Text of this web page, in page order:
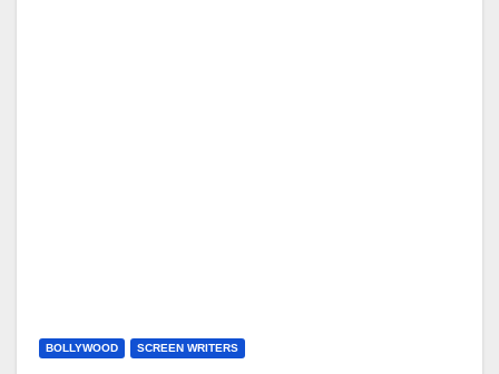
BOLLYWOOD SCREEN WRITERS